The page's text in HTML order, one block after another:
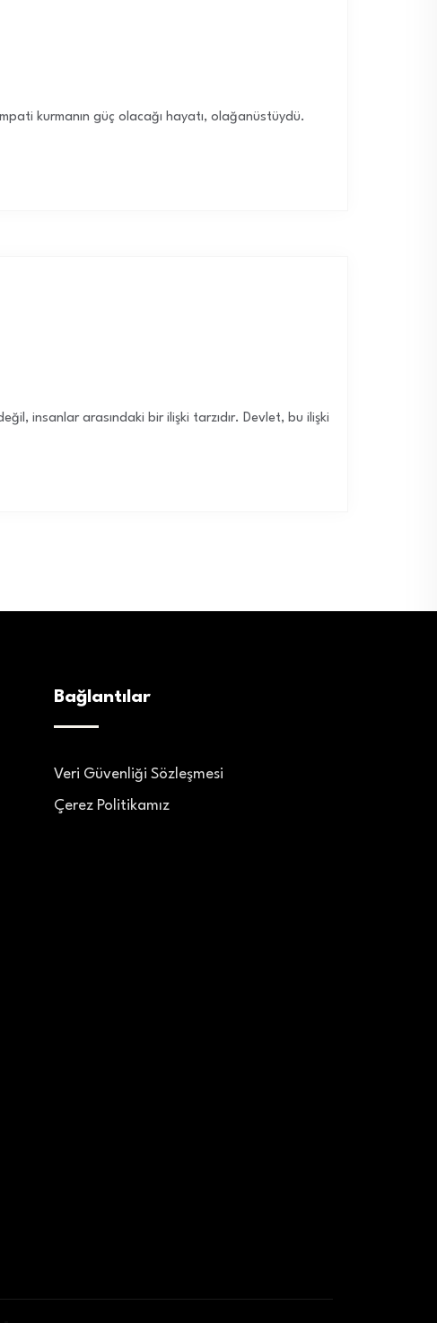
kurmanın güç olacağı hayatı, olağanüstüydü.
insanlar arasındaki bir ilişki tarzıdır. Devlet, bu ilişki
Bağlantılar
Veri Güvenliği Sözleşmesi
Çerez Politikamız